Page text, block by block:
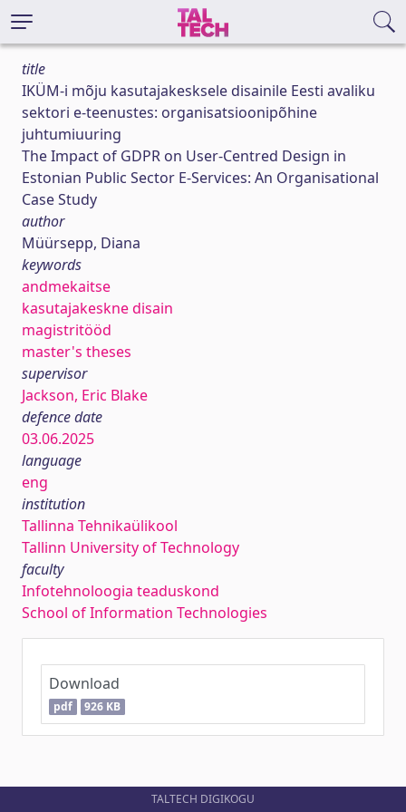
title
IKÜM-i mõju kasutajakesksele disainile Eesti avaliku
sektori e-teenustes: organisatsioonipõhine
juhtumiuuring
The Impact of GDPR on User-Centred Design in
Estonian Public Sector E-Services: An Organisational
Case Study
author
Müürsepp, Diana
keywords
andmekaitse
kasutajakeskne disain
magistritööd
master's theses
supervisor
Jackson, Eric Blake
defence date
03.06.2025
language
eng
institution
Tallinna Tehnikaülikool
Tallinn University of Technology
faculty
Infotehnoloogia teaduskond
School of Information Technologies
Download
pdf 926 KB
TALTECH DIGIKOGU